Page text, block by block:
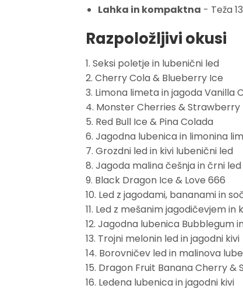
Lahka in kompaktna - Teža
Razpoložljivi okusi
1. Seksi poletje in lubenični led
2. Cherry Cola & Blueberry Ice
3. Limona limeta in jagoda Vanilla
4. Monster Cherries &
5. Red Bull Ice & Pina Colada
6. Jagodna lubenica in limonina
7. Grozdni led in kivi lubenični led
8. Jagoda malina češnja in črni
9. Black Dragon Ice & Love 666
10. Led z jagodami, bananami in
11. Led z mešanim jagodičevjem in
12. Jagodna lubenica Bubblegum
13. Trojni melonin led in jagodni kivi
14. Borovničev led in malinova
15. Dragon Fruit Banana Cherry &
16. Ledena lubenica in jagodni kivi